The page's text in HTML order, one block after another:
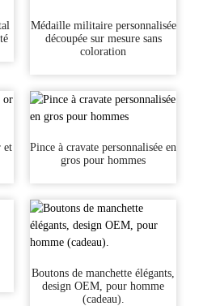
Médaille militaire personnalisée
découpée sur mesure sans
coloration
et
Pince à cravate personnalisée en
gros pour hommes
Boutons de manchette élégants,
design OEM, pour homme
(cadeau).